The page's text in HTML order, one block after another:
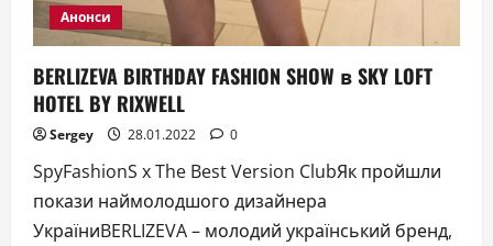
Анонси
BERLIZEVA BIRTHDAY FASHION SHOW в SKY LOFT
HOTEL BY RIXWELL
Sergey 28.01.2022 0
SpyFashionS x The Best Version ClubЯк пройшли
покази наймолодшого дизайнера
УкраїниBERLIZEVA – молодий український бренд,